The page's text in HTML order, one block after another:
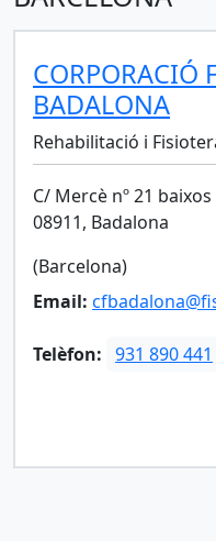
CORPORACIÓ
BADALONA
Rehabilitació i
C/ Mercè nº 21 baixos
08911, Badalona
(Barcelona)
Email:
Telèfon: 931 890 441